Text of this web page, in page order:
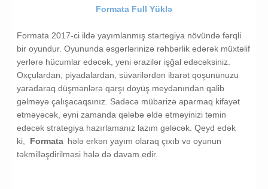
Formata Full Yüklə
Formata 2017-ci ildə yayımlanmış startegiya növündə fərqli
bir oyundur. Oyununda əsgərlərinizə rəhbərlik edərək müxtəlif
yerlərə hücumlar edəcək, yeni ərazilər işğal edəcəksiniz.
Oxçulardan, piyadalardan, süvarilərdən ibarət qoşununuzu
yaradaraq düşmənlərə qarşı döyüş meydanından qalib
gəlməyə çalışacaqsınız. Sadəcə mübarizə aparmaq kifayət
etməyəcək, eyni zamanda qələbə əldə etməyinizi təmin
edəcək strategiya hazırlamanız lazım gələcək. Qeyd edək
ki,
Formata hələ erkən yayım olaraq çıxıb və oyunun
təkmilləşdirilməsi hələ də davam edir.